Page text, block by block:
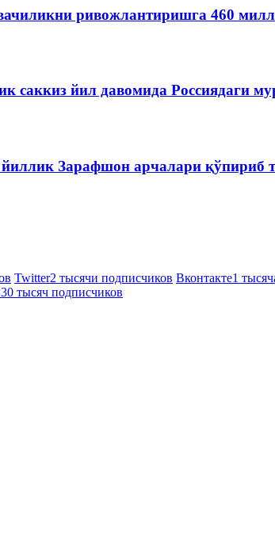
ривожлантиришга 460
саккиз йил давомида Россиядаги
йиллик Зарафшон арчалари қўпириб
Twitter2 тысячи подписчиков Вконтакте1
30 тысяч подписчиков